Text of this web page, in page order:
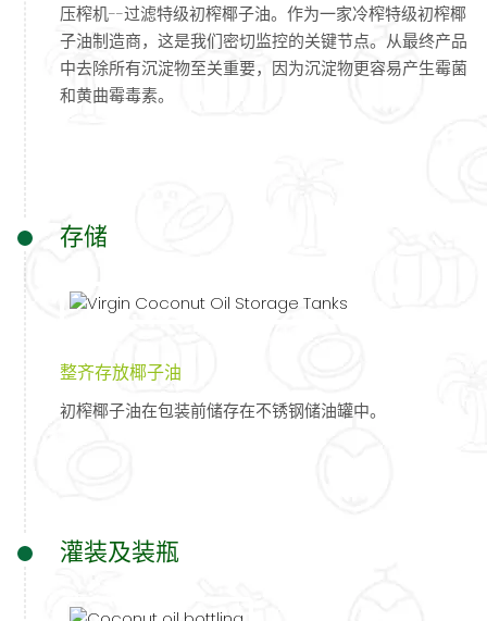
压榨机--过滤特级初榨椰子油。作为一家冷榨特级初榨椰
子油制造商，这是我们密切监控的关键节点。从最终产品
中去除所有沉淀物至关重要，因为沉淀物更容易产生霉菌
和黄曲霉毒素。
存储
整齐存放椰子油
初榨椰子油在包装前储存在不锈钢储油罐中。
灌装及装瓶